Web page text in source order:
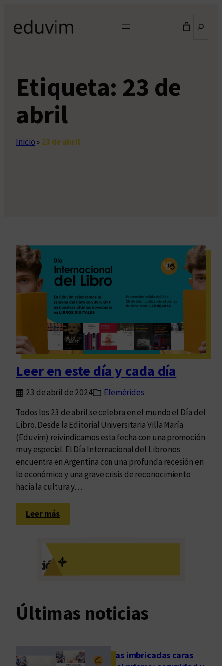
contenido
Etiqueta: 23 de
abril
Inicio»23 de abril
Leer en este día y cada día
23 de abril de 2024
Efemérides
Todos los 23 de abril se celebra en el mundo el Día del
Libro. Desde la Editorial Universitaria Villa María
(Eduvim) reivindicamos esta fecha con una promoción
muy especial. El Día Internacional del Libro nos
encuentra en Argentina con una profunda recesión en
lo económico y una grave crisis de reconocimiento
hacia la cultura y…
Leer más:
L
r
e
s
d
í
Últimas noticias
Las imbricadas caras